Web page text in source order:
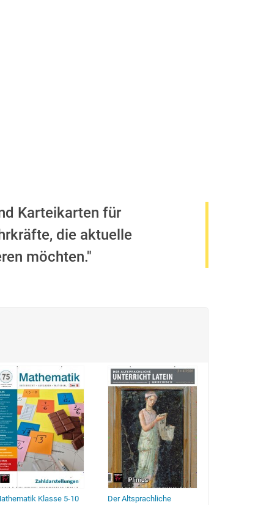
Karteikarten für
die aktuelle
möchten."
Klasse 5-10
Der Altsprachliche